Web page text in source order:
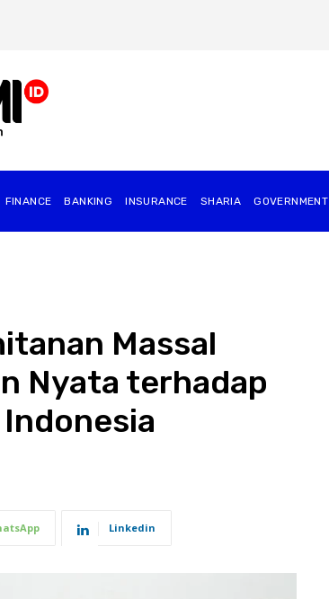
FINANCE BANKING INSURANCE SHARIA GOVERNMENT
Massal
Nyata terhadap
Linkedin